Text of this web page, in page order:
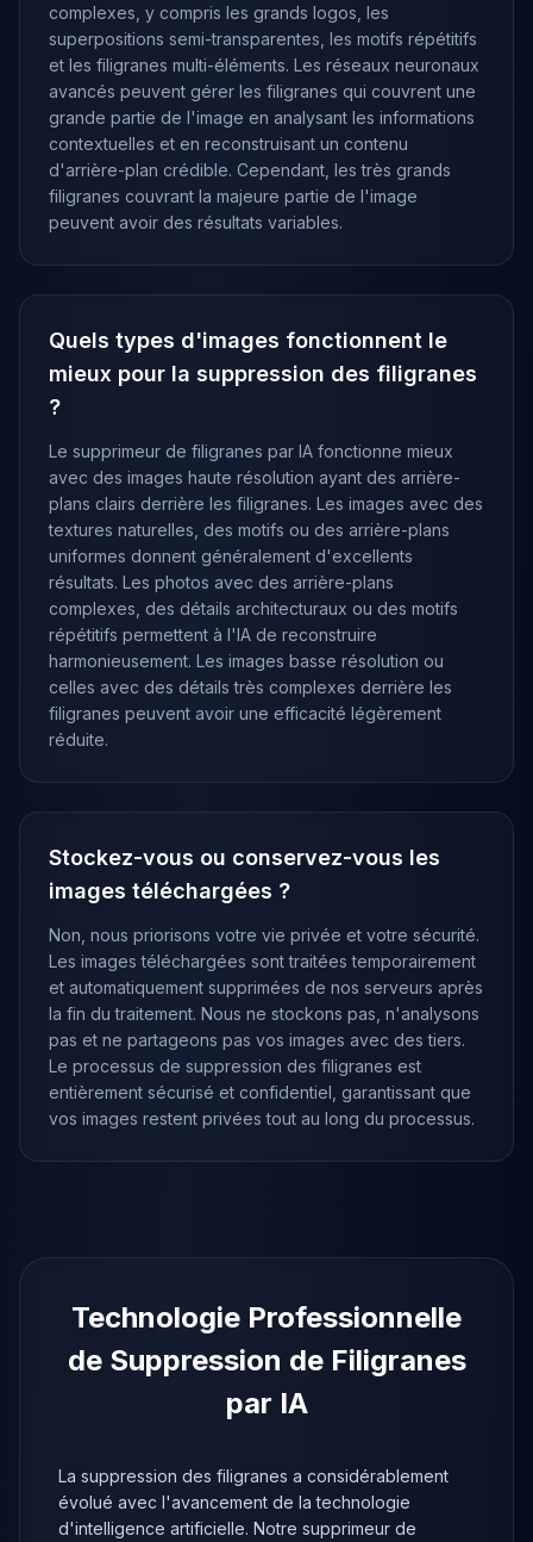
complexes, y compris les grands logos, les
superpositions semi-transparentes, les motifs répétitifs
et les filigranes multi-éléments. Les réseaux neuronaux
avancés peuvent gérer les filigranes qui couvrent une
grande partie de l'image en analysant les informations
contextuelles et en reconstruisant un contenu
d'arrière-plan crédible. Cependant, les très grands
filigranes couvrant la majeure partie de l'image
peuvent avoir des résultats variables.
Quels types d'images fonctionnent le
mieux pour la suppression des filigranes
?
Le supprimeur de filigranes par IA fonctionne mieux
avec des images haute résolution ayant des arrière-
plans clairs derrière les filigranes. Les images avec des
textures naturelles, des motifs ou des arrière-plans
uniformes donnent généralement d'excellents
résultats. Les photos avec des arrière-plans
complexes, des détails architecturaux ou des motifs
répétitifs permettent à l'IA de reconstruire
harmonieusement. Les images basse résolution ou
celles avec des détails très complexes derrière les
filigranes peuvent avoir une efficacité légèrement
réduite.
Stockez-vous ou conservez-vous les
images téléchargées ?
Non, nous priorisons votre vie privée et votre sécurité.
Les images téléchargées sont traitées temporairement
et automatiquement supprimées de nos serveurs après
la fin du traitement. Nous ne stockons pas, n'analysons
pas et ne partageons pas vos images avec des tiers.
Le processus de suppression des filigranes est
entièrement sécurisé et confidentiel, garantissant que
vos images restent privées tout au long du processus.
Technologie Professionnelle
de Suppression de Filigranes
par IA
La suppression des filigranes a considérablement
évolué avec l'avancement de la technologie
d'intelligence artificielle. Notre supprimeur de